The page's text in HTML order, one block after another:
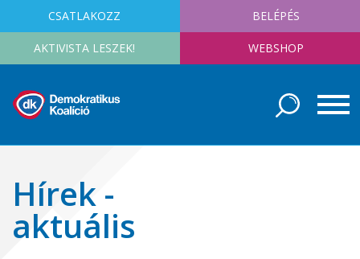
CSATLAKOZZ BELÉPÉS
AKTIVISTA LESZEK! WEBSHOP
Hírek -
aktuális